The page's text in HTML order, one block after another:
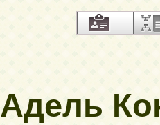
Адель